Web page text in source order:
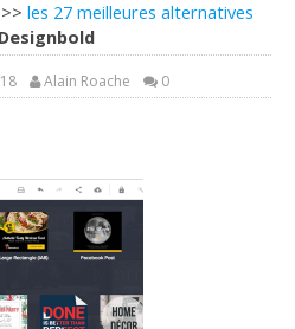
>> les 27 meilleures alternatives
Designbold
Alain Roache 0